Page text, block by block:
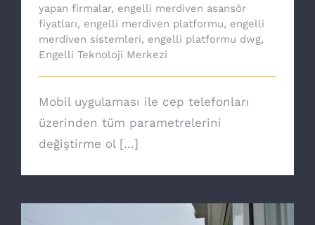
yapan firmalar, engelli merdiven asansör
fiyatları, engelli merdiven platformu, engelli
merdiven sistemleri, engelli platformu dwg,
Engelli Teknoloji Merkezi
Mobil uygulaması ile cep telefonları
üzerinden tüm parametrelerini
değiştirme ol [...]